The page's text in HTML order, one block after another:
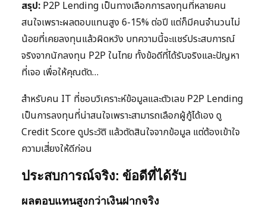
สรุป: P2P Lending เป็นทางเลือกการลงทุนที่หลายคน
สนใจเพราะผลตอบแทนสูง 6-15% ต่อปี แต่ก็มีคนจำนวนไม่
น้อยที่เคยลงทุนแล้วผิดหวัง บทความนี้จะแชร์ประสบการณ์
จริงจากนักลงทุน P2P ในไทย ทั้งข้อดีที่ได้รับจริงและปัญหา
ที่เจอ เพื่อให้คุณตัด…
สำหรับคน IT ที่ชอบวิเคราะห์ข้อมูลและตัวเลข P2P Lending
เป็นการลงทุนที่น่าสนใจเพราะสามารถเลือกผู้กู้ได้เอง ดู
Credit Score ดูประวัติ แล้วตัดสินใจจากข้อมูล แต่ต้องเข้าใจ
ความเสี่ยงให้ดีก่อน
ประสบการณ์จริง: ข้อดีที่ได้รับ
ผลตอบแทนสูงกว่าเงินฝากจริง